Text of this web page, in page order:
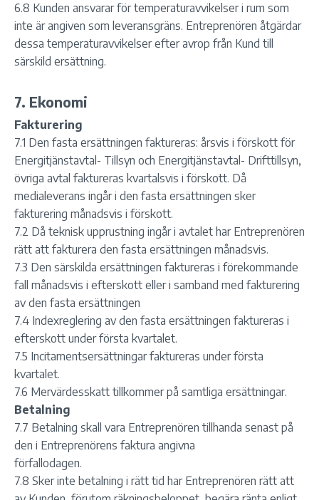
6.8 Kunden ansvarar för temperaturavvikelser i rum som
inte är angiven som leveransgräns. Entreprenören åtgärdar
dessa temperaturavvikelser efter avrop från Kund till
särskild ersättning.
7. Ekonomi
Fakturering
7.1 Den fasta ersättningen faktureras: årsvis i förskott för
Energitjänstavtal- Tillsyn och Energitjänstavtal- Drifttillsyn,
övriga avtal faktureras kvartalsvis i förskott. Då
medialeverans ingår i den fasta ersättningen sker
fakturering månadsvis i förskott.
7.2 Då teknisk upprustning ingår i avtalet har Entreprenören
rätt att fakturera den fasta ersättningen månadsvis.
7.3 Den särskilda ersättningen faktureras i förekommande
fall månadsvis i efterskott eller i samband med fakturering
av den fasta ersättningen
7.4 Indexreglering av den fasta ersättningen faktureras i
efterskott under första kvartalet.
7.5 Incitamentsersättningar faktureras under första
kvartalet.
7.6 Mervärdesskatt tillkommer på samtliga ersättningar.
Betalning
7.7 Betalning skall vara Entreprenören tillhanda senast på
den i Entreprenörens faktura angivna
förfallodagen.
7.8 Sker inte betalning i rätt tid har Entreprenören rätt att